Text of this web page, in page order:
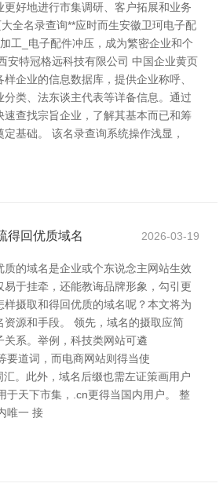
更好地进行市集调研、客户拓展和业务
全名录查询**应时而生安徽卫珂电子配
工_电子配件冲压，成为繁密企业和个
安特冠格远科技有限公司 中国企业黄页
企业的信息数据库，提供企业称呼、
类、法东谈主代表等详备信息。通过
速查找宗旨企业，了解其基本而已和筹
基础。 该名录查询系统操作浅显，
得回优质域名 2026-03-19
的域名是企业或个东说念主网站生效
易于挂牵，还能教诲品牌形象，勾引更
样摄取和得回优质的域名呢？本文将为
资源和手段。 领先，域名的摄取应简
关系。举例，科技类网站可遴
要道词，而电商网站则得当使
汇。此外，域名后缀也需左证策画用户
于天下市集，.cn更得当国内用户。 整
唯一 接